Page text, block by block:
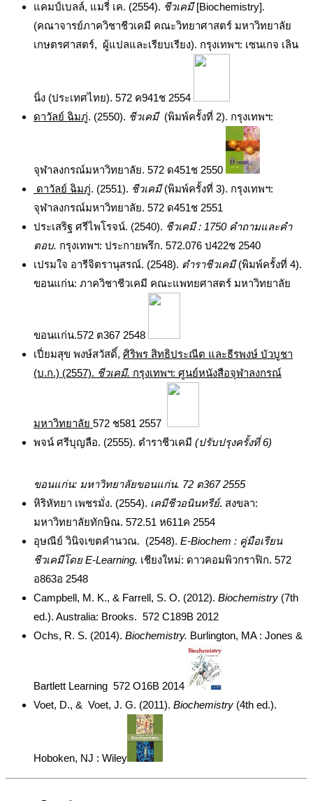
แคมป์เบลล์, แมรี่ เค. (2554). ชีวเคมี[Biochemistry].
(คณาจารย์ภาควิชาชีวเคมี คณะวิทยาศาสตร์ มหาวิทยาลัย
เกษตรศาสตร์, ผู้แปลและเรียบเรียง). กรุงเทพฯ: เซนเกจ เลิน
นิ่ง (ประเทศไทย). 572 ค941ช 2554
ดาวัลย์ ฉิมภู่. (2550). ชีวเคมี (พิมพ์ครั้งที่ 2). กรุงเทพฯ:
จุฬาลงกรณ์มหาวิทยาลัย. 572 ด451ช 2550
ดาวัลย์ ฉิมภู่. (2551). ชีวเคมี(พิมพ์ครั้งที่ 3). กรุงเทพฯ:
จุฬาลงกรณ์มหาวิทยาลัย. 572 ด451ช 2551
ประเสริฐ ศรีไพโรจน์. (2540). ชีวเคมี : 1750 คำถามและคำ
ตอบ. กรุงเทพฯ: ประกายพรึก. 572.076 ป422ช 2540
เปรมใจ อารีจิตรานุสรณ์. (2548). ตำราชีวเคมี(พิมพ์ครั้งที่ 4).
ขอนแก่น: ภาควิชาชีวเคมี คณะแพทยศาสตร์ มหาวิทยาลัย
ขอนแก่น.572 ต367 2548
เปี่ยมสุข พงษ์สวัสดิ์, ศิริพร สิทธิประณีต และธีรพงษ์ บัวบูชา
(บ.ก.) (2557). ชีวเคมี. กรุงเทพฯ: ศูนย์หนังสือจุฬาลงกรณ์
มหาวิทยาลัย 572 ช581 2557
พจน์ ศรีบุญลือ. (2555). ตำราชีวเคมี (ปรับปรุงครั้งที่ 6)
ขอนแก่น: มหาวิทยาลัยขอนแก่น. 72 ต367 2555
หิริหัทยา เพชรมั่ง. (2554). เคมีชีวอนินทรีย์. สงขลา:
มหาวิทยาลัยทักษิณ. 572.51 ห611ค 2554
อุษณีย์ วินิจเขตคำนวณ. (2548). E-Biochem : คู่มือเรียน
ชีวเคมีโดย E-Learning. เชียงใหม่: ดาวคอมพิวกราฟิก. 572
อ863อ 2548
Campbell, M. K., & Farrell, S. O. (2012). Biochemistry (7th
ed.). Australia: Brooks. 572 C189B 2012
Ochs, R. S. (2014). Biochemistry. Burlington, MA : Jones &
Bartlett Learning 572 O16B 2014
Voet, D., & Voet, J. G. (2011). Biochemistry (4th ed.).
Hoboken, NJ : Wiley